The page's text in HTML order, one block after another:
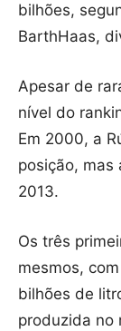
bilhões,
BarthHaas,
Apesar de
nível do
Em 2000, a
posição, mas
2013.
Os três
mesmos,
bilhões de
produzida no